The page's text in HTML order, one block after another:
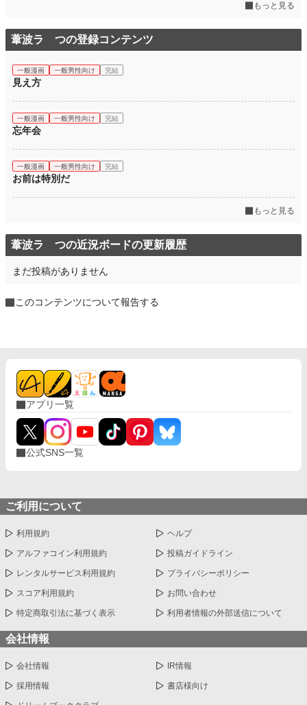
もっと見る
葦波ラ つの登録コンテンツ
一般漫画 一般男性向け 完結
見え方
一般漫画 一般男性向け 完結
忘年会
一般漫画 一般男性向け 完結
お前は特別だ
もっと見る
葦波ラ つの近況ボードの更新履歴
まだ投稿がありません
このコンテンツについて報告する
アプリ一覧
公式SNS一覧
ご利用について
利用規約 ヘルプ
アルファコイン利用規約 投稿ガイドライン
レンタルサービス利用規約 プライバシーポリシー
スコア利用規約 お問い合わせ
特定商取引法に基づく表示 利用者情報の外部送信について
会社情報
会社情報 IR情報
採用情報 書店様向け